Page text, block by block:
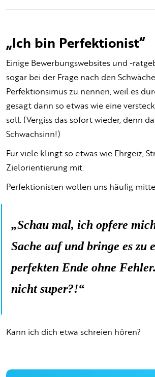
„Ich bin Perfektionist“
Einige Bewerbungswebsites und -
sogar bei der Frage nach den
Perfektionsimus zu nennen, weil es
gesagt dann so etwas wie eine
soll. (Vergiss das sofort wieder, denn
Schwachsinn!)
Für viele klingt so etwas wie Ehrgeiz,
Zielorientierung mit.
Perfektionisten wollen uns häufig
„Schau mal, ich opfere
Sache auf und bringe es zu
perfekten Ende ohne
nicht super?!“
Kann ich dich etwa schreien hören?